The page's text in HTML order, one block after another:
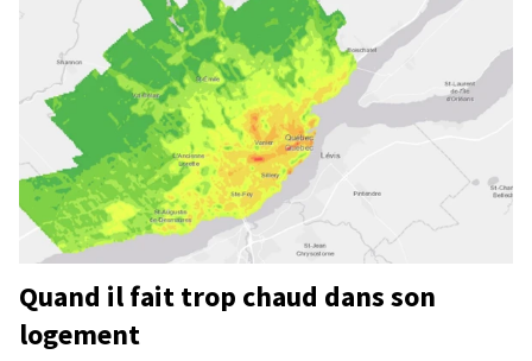
Quand il fait trop chaud dans son
logement